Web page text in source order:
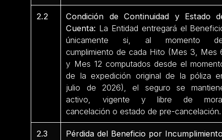
2.2
Condición de Continuidad y Estado
Cuenta: La Entidad entregará el
únicamente si, al momento
cumplimiento de cada Hito (Mes 3, Mes
y Mes 12 computados desde el
de la expedición original de la póliza
julio de 2026), el seguro se
activo, vigente y libre de
cancelación o estado de pre-cancelación.
2.3
Pérdida del Beneficio por